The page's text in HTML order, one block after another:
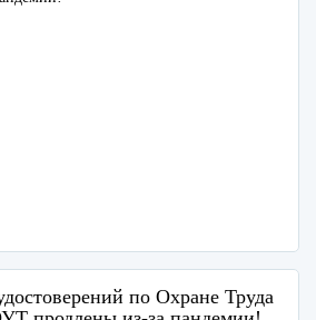
по Охране Труда